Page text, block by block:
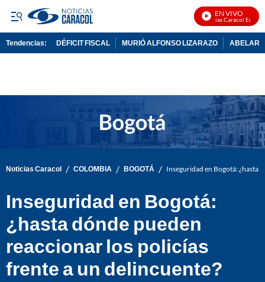
EN VIVO
Noticias Caracol En Vivo
Tendencias: DÉFICIT FISCAL MURIÓ ALFONSO LIZARAZO
Noticias Caracol / COLOMBIA / BOGOTÁ / Inseguridad en Bogotá: ¿hasta
Inseguridad en Bogotá:
¿hasta dónde pueden
reaccionar los policías
frente a un delincuente?